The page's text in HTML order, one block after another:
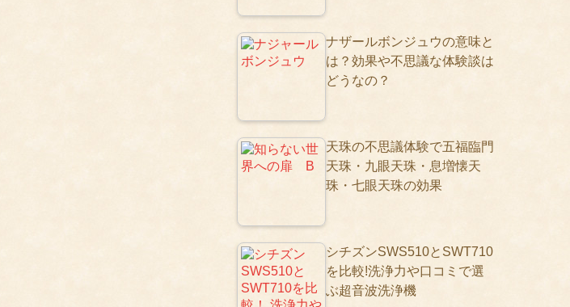
ナザールボンジュウの意味と
は？効果や不思議な体験談は
どうなの？
天珠の不思議体験で五福臨門
天珠・九眼天珠・息増懐天
珠・七眼天珠の効果
シチズンSWS510とSWT710
を比較!洗浄力や口コミで選
ぶ超音波洗浄機